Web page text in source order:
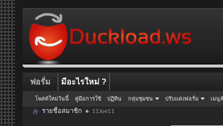
ฟอรั่ม
โพสต์ใหม่วันนี้ คู่มือการใช้ ปฏิทิน กลุ่มชุมชน ปรับแต่งฟอรั่ม เมนู
มีอะไรใหม่ ?
รายชื่อสมาชิก 11Joe11